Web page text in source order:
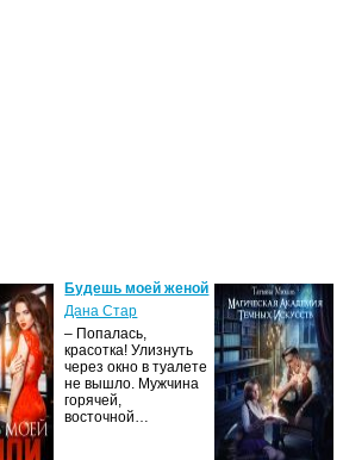
Будешь моей женой
Дана Стар
– Попалась,
красотка! Улизнуть
через окно в туалете
не вышло. Мужчина
горячей,
восточной…